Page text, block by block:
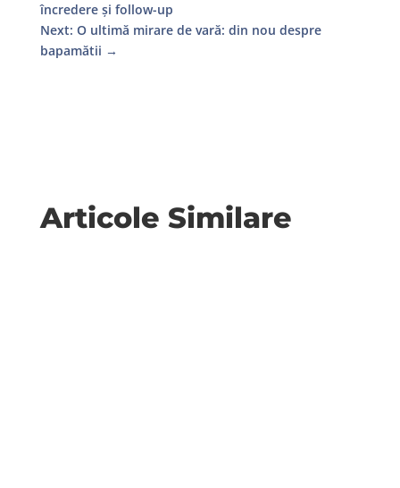
încredere și follow-up
Next: O ultimă mirare de vară: din nou despre
bapamătii →
Articole Similare